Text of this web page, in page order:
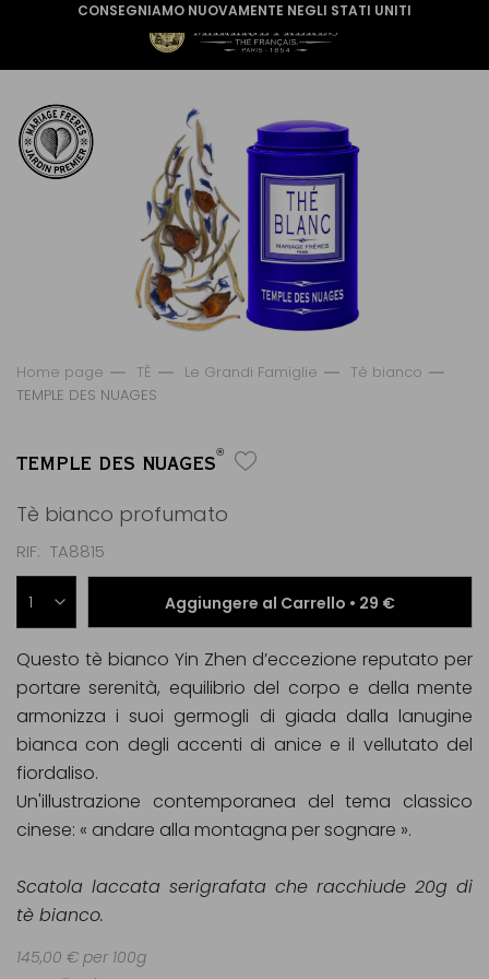
CONSEGNIAMO NUOVAMENTE NEGLI STATI UNITI
Home page TÈ Le Grandi Famiglie
Tè bianco
TEMPLE DES NUAGES
TEMPLE DES NUAGES®
Tè bianco profumato
RIF TA8815
Aggiungere al Carrello • 29 €
Questo tè bianco Yin Zhen d’eccezione reputato per
portare serenità, equilibrio del corpo e della mente
armonizza i suoi germogli di giada dalla lanugine
bianca con degli accenti di anice e il vellutato del
fiordaliso.
Un'illustrazione contemporanea del tema classico
cinese: « andare alla montagna per sognare ».
Scatola laccata serigrafata che racchiude 20g di
tè bianco.
145,00 € per 100g